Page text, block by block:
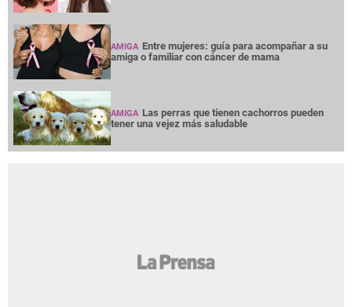
AMIGA Entre mujeres: guía para acompañar a su
amiga o familiar con cáncer de mama
AMIGA Las perras que tienen cachorros pueden
tener una vejez más saludable